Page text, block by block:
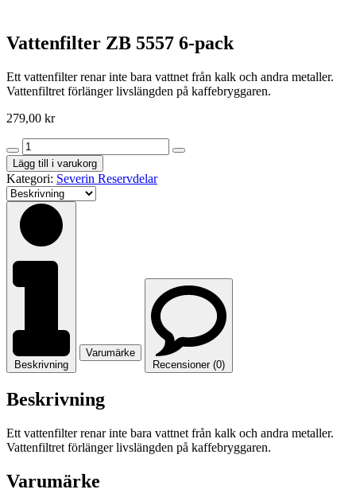
Vattenfilter ZB 5557 6-pack
Ett vattenfilter renar inte bara vattnet från kalk och andra metaller.
Vattenfiltret förlänger livslängden på kaffebryggaren.
279,00 kr
Vattenfilter
ZB
5557
6-
pack
mängd
Lägg till i varukorg
Kategori: Severin Reservdelar
Beskrivning
Varumärke
Recensioner (0)
Beskrivning
Ett vattenfilter renar inte bara vattnet från kalk och andra metaller.
Vattenfiltret förlänger livslängden på kaffebryggaren.
Varumärke